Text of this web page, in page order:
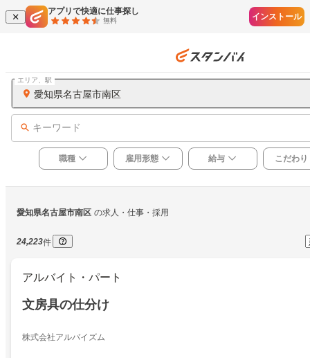
アプリで快適に仕事探し
無料 インストール
愛知県名古屋市南区
エリア、駅
キーワード
職種 雇用形態 給与 こだわり
愛知県名古屋市南区 の求人・仕事・採用
24,223件
アルバイト・パート
文房具の仕分け
株式会社アルバイズム